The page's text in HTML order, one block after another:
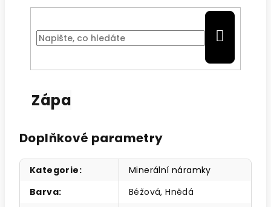
Zápa
Doplňkové parametry
Kategorie:
Minerální náramky
Barva:
Béžová, Hnědá